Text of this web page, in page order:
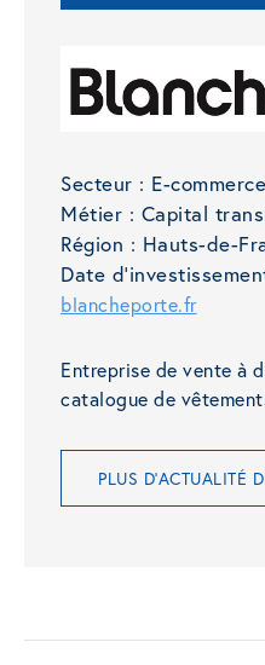
Secteur : E-commerce
Métier : Capital
Région : Hauts-de-
Date
blancheporte.fr
Entreprise de vente à
catalogue de
PLUS D'ACTUALITÉ